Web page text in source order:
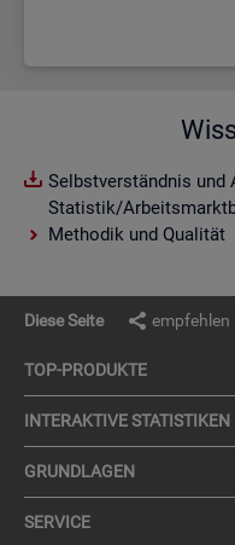
Selbstverständnis und
Statistik/
Methodik und Qualität
Diese Seite empfehlen
TOP-PRO­DUK­TE
IN­TER­AK­TI­VE STA­TIS­TI­KEN
GRUND­LA­GEN
SER­VICE